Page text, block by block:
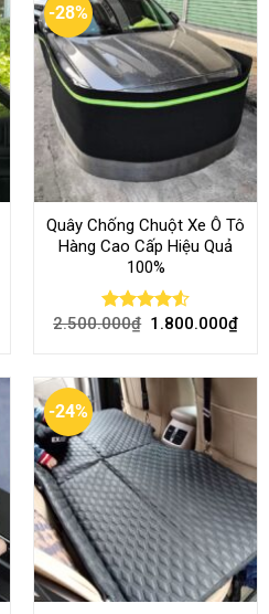
-28%
Quây Chống Chuột Xe Ô Tô
Hàng Cao Cấp Hiệu Quả
100%
Rated 4.51
2.500.000₫ 1.800.000₫
-24%